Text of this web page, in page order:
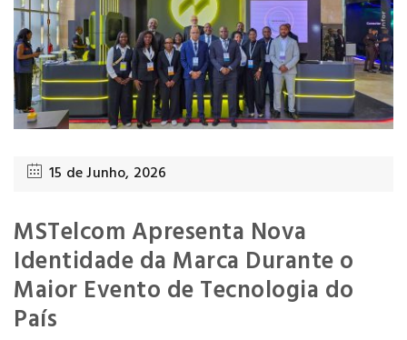
15 de Junho, 2026
MSTelcom Apresenta Nova
Identidade da Marca Durante o
Maior Evento de Tecnologia do
País